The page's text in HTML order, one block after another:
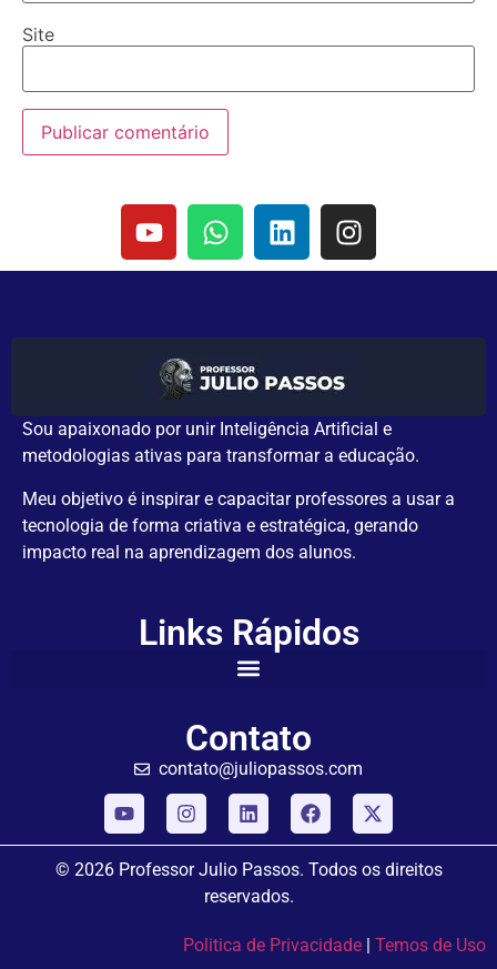
Site
Sou apaixonado por unir Inteligência Artificial e
metodologias ativas para transformar a educação.
Meu objetivo é inspirar e capacitar professores a usar a
tecnologia de forma criativa e estratégica, gerando
impacto real na aprendizagem dos alunos.
Links Rápidos
Contato
contato@juliopassos.com
© 2026 Professor Julio Passos. Todos os direitos
reservados.
Politica de Privacidade | Temos de Uso